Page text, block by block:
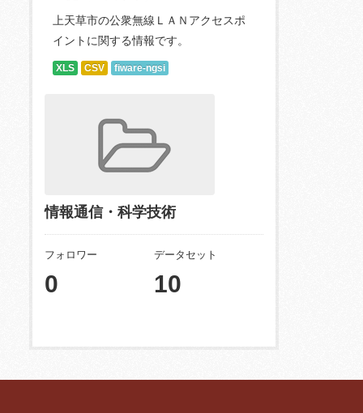
上天草市の公衆無線ＬＡＮアクセスポ
イントに関する情報です。
XLS CSV fiware-ngsi
情報通信・科学技術
フォロワー
0
データセット
10